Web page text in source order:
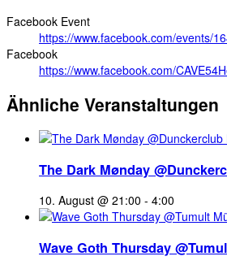
Facebook Event
https://www.facebook.com/events/
Facebook
https://www.facebook.com/
Ähnliche Veranstaltungen
The Dark Mønday
10. August @ 21:00 - 4:00
Wave Goth Thursday